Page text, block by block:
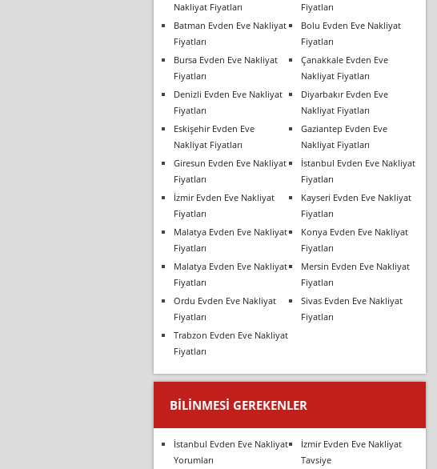
Nakliyat Fiyatları
Fiyatları
Batman Evden Eve Nakliyat
Fiyatları
Bolu Evden Eve Nakliyat
Fiyatları
Bursa Evden Eve Nakliyat
Fiyatları
Çanakkale Evden Eve
Nakliyat Fiyatları
Denizli Evden Eve Nakliyat
Fiyatları
Diyarbakır Evden Eve
Nakliyat Fiyatları
Eskişehir Evden Eve
Nakliyat Fiyatları
Gaziantep Evden Eve
Nakliyat Fiyatları
Giresun Evden Eve Nakliyat
Fiyatları
İstanbul Evden Eve Nakliyat
Fiyatları
İzmir Evden Eve Nakliyat
Fiyatları
Kayseri Evden Eve Nakliyat
Fiyatları
Malatya Evden Eve Nakliyat
Fiyatları
Konya Evden Eve Nakliyat
Fiyatları
Malatya Evden Eve Nakliyat
Fiyatları
Mersin Evden Eve Nakliyat
Fiyatları
Ordu Evden Eve Nakliyat
Fiyatları
Sivas Evden Eve Nakliyat
Fiyatları
Trabzon Evden Eve Nakliyat
Fiyatları
BILINMESI GEREKENLER
İstanbul Evden Eve Nakliyat
Yorumları
İzmir Evden Eve Nakliyat
Tavsiye